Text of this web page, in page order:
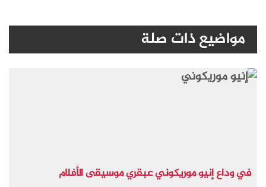
مواضيع ذات صلة
في وداع إنيو موريكوني عبقري موسيقى الأفلام